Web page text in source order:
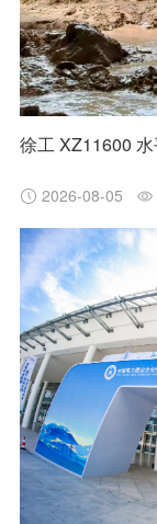
2026-08-05